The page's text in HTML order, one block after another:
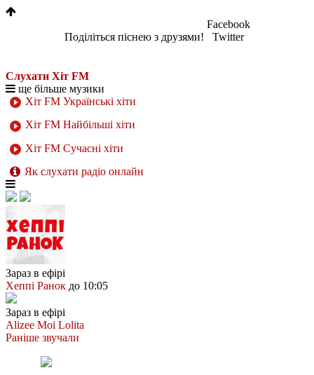
Поділіться піснею з друзями!
Facebook
Twitter
Слухати Хіт FM
ще більше музики
Хіт FM Українські хіти
Хіт FM Найбільші хіти
Хіт FM Сучасні хіти
Як слухати радіо онлайн
Зараз в ефірі
Хеппі Ранок до 10:05
Зараз в ефірі
Alizee Moi Lolita
Раніше звучали